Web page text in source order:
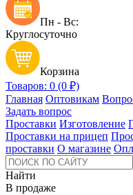
Пн - Вс:
Круглосуточно
Корзина
Товаров: 0 (0 ₽)
Главная Оптовикам
Задать вопрос
Проставки Изготовление
Проставки на прицеп
проставки О магазине
Найти
В продаже